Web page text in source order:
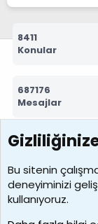
8411
Konular
687176
Mesajlar
7388
Kullanıcılar
borabekirogluu
Son üye
Bu sitenin
deneyiminizi
kullanıyoruz.